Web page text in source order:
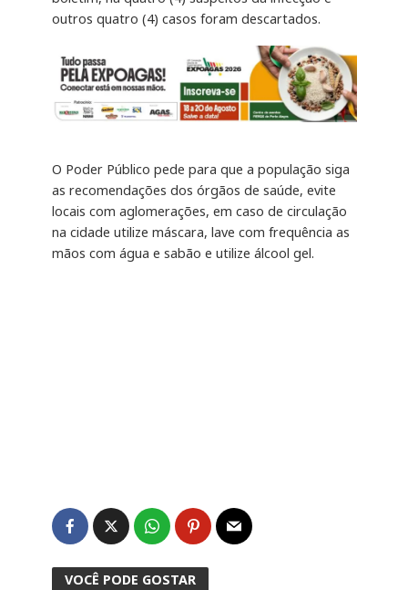
outros quatro (4) casos foram descartados.
O Poder Público pede para que a população siga
as recomendações dos órgãos de saúde, evite
locais com aglomerações, em caso de circulação
na cidade utilize máscara, lave com frequência as
mãos com água e sabão e utilize álcool gel.
VOCÊ PODE GOSTAR